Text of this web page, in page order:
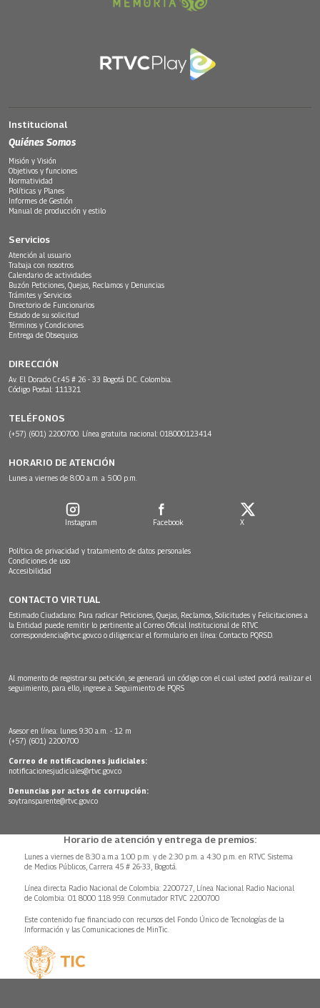
Institucional
Quiénes Somos
Misión y Visión
Objetivos y funciones
Normatividad
Políticas y Planes
Informes de Gestión
Manual de producción y estilo
Servicios
Atención al usuario
Trabaja con nosotros
Calendario de actividades
Buzón Peticiones, Quejas, Reclamos y Denuncias
Trámites y Servicios
Directorio de Funcionarios
Estado de su solicitud
Términos y Condiciones
Entrega de Obsequios
DIRECCIÓN
Av. El Dorado Cr.45 # 26 - 33 Bogotá D.C. Colombia.
Código Postal: 111321
TELÉFONOS
(+57) (601) 2200700. Línea gratuita nacional: 018000123414
HORARIO DE ATENCIÓN
Lunes a viernes de 8:00 a.m. a 5:00 p.m.
Instagram Facebook X
Política de privacidad y tratamiento de datos personales
Condiciones de uso
Accesibilidad
CONTACTO VIRTUAL
Estimado Ciudadano: Para radicar Peticiones, Quejas, Reclamos, Solicitudes y Felicitaciones a
la Entidad puede remitir lo pertinente al Correo Oficial Institucional de RTVC
correspondencia@rtvc.gov.co o diligenciar el formulario en línea: Contacto PQRSD.
Al momento de registrar su petición, se generará un código con el cual usted podrá realizar el
seguimiento, para ello, ingrese a: Seguimiento de PQRS
Asesor en línea: lunes 9:30 a.m. - 12 m
(+57) (601) 2200700
Correo de notificaciones judiciales:
notificacionesjudiciales@rtvc.gov.co
Denuncias por actos de corrupción:
soytransparente@rtvc.gov.co
Horario de atención y entrega de premios:
Lunes a viernes de 8:30 a.m.a 1:00 p.m. y de 2:30 p.m. a 4:30 p.m. en RTVC Sistema
de Medios Públicos, Carrera 45 # 26-33, Bogotá.
Línea directa Radio Nacional de Colombia: 2200727, Línea Nacional Radio Nacional
de Colombia: 01 8000 118 959. Conmutador RTVC 2200700
Este contenido fue financiado con recursos del Fondo Único de Tecnologías de la
Información y las Comunicaciones de MinTic.